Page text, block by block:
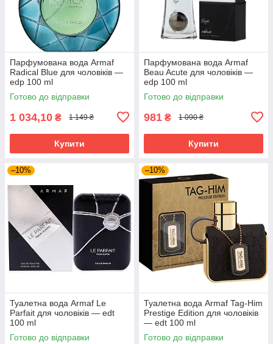
Парфумована вода Armaf
Radical Blue для чоловіків —
edp 100 ml
Готово до відправки
1 034,10 ₴ 1 149 ₴
Купити
Парфумована вода Armaf
Beau Acute для чоловіків —
edp 100 ml
Готово до відправки
981 ₴ 1 090 ₴
Купити
–10%
Туалетна вода Armaf Le
Parfait для чоловіків — edt
100 ml
Готово до відправки
–10%
Туалетна вода Armaf Tag-Him
Prestige Edition для чоловіків
— edt 100 ml
Готово до відправки